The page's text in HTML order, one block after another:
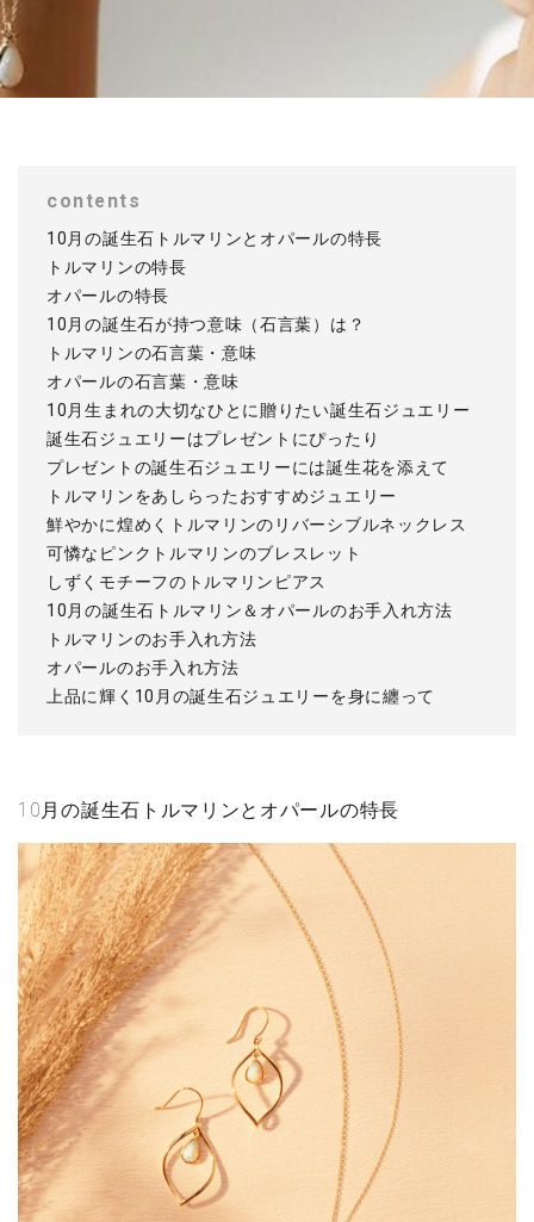
contents
10月の誕生石トルマリンとオパールの特長
トルマリンの特長
オパールの特長
10月の誕生石が持つ意味（石言葉）は？
トルマリンの石言葉・意味
オパールの石言葉・意味
10月生まれの大切なひとに贈りたい誕生石ジュエリー
誕生石ジュエリーはプレゼントにぴったり
プレゼントの誕生石ジュエリーには誕生花を添えて
トルマリンをあしらったおすすめジュエリー
鮮やかに煌めくトルマリンのリバーシブルネックレス
可憐なピンクトルマリンのブレスレット
しずくモチーフのトルマリンピアス
10月の誕生石トルマリン＆オパールのお手入れ方法
トルマリンのお手入れ方法
オパールのお手入れ方法
上品に輝く10月の誕生石ジュエリーを身に纏って
10月の誕生石トルマリンとオパールの特長